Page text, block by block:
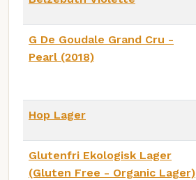
G De Goudale Grand Cru -
Pearl (2018)
Hop Lager
Glutenfri Ekologisk Lager
(Gluten Free - Organic Lager)